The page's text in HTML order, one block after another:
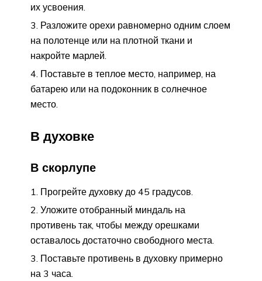
их усвоения.
Разложите орехи равномерно одним слоем
на полотенце или на плотной ткани и
накройте марлей.
Поставьте в теплое место, например, на
батарею или на подоконник в солнечное
место.
В духовке
В скорлупе
Прогрейте духовку до 45 градусов.
Уложите отобранный миндаль на
противень так, чтобы между орешками
оставалось достаточно свободного места.
Поставьте противень в духовку примерно
на 3 часа.